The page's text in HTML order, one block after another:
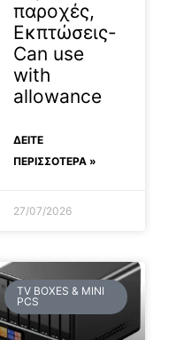
παροχές,
Εκπτώσεις-
Can use
with
allowance
ΔΕΊΤΕ
ΠΕΡΙΣΣΟΤΕΡΑ »
27/07/2026
TV BOXES & MINI
PCS